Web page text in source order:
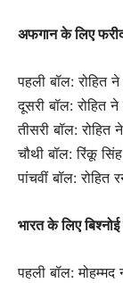
अफगान के लिए
पहली बॉल: रोहित
दूसरी बॉल: रोहित
तीसरी बॉल: रोहित
चौथी बॉल: रिंकू
पांचवीं बॉल: रोहित
भारत के लिए
पहली बॉल: